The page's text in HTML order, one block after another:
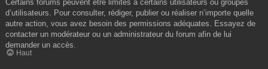
Certains forums peuvent être limités à certains utilisateurs ou groupes
d’utilisateurs. Pour consulter, rédiger, publier ou réaliser n’importe quelle
autre action, vous avez besoin des permissions adéquates. Essayez de
contacter un modérateur ou un administrateur du forum afin de lui
demander un accès.
Haut